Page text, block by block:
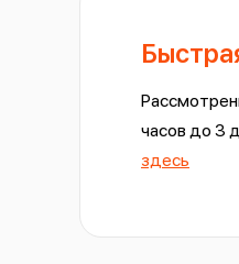
часов до 3
здесь